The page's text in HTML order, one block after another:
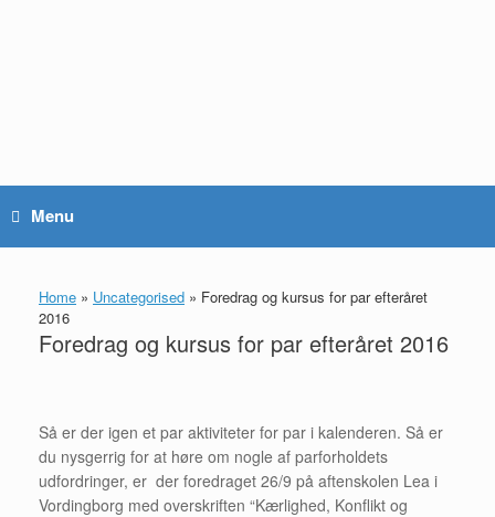
Menu
Home » Uncategorised » Foredrag og kursus for par efteråret
2016
Foredrag og kursus for par efteråret 2016
Så er der igen et par aktiviteter for par i kalenderen. Så er
du nysgerrig for at høre om nogle af parforholdets
udfordringer, er der foredraget 26/9 på aftenskolen Lea i
Vordingborg med overskriften “Kærlighed, Konflikt og